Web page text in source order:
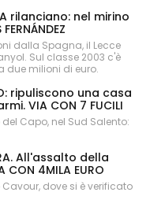
rilanciano: nel mirino
dalla Spagna, il Lecce
Sul classe 2003 c'è
due milioni di euro.
ripuliscono una casa
VIA CON 7 FUCILI
Capo, nel Sud Salento:
All'assalto della
4MILA EURO
dove si è verificato